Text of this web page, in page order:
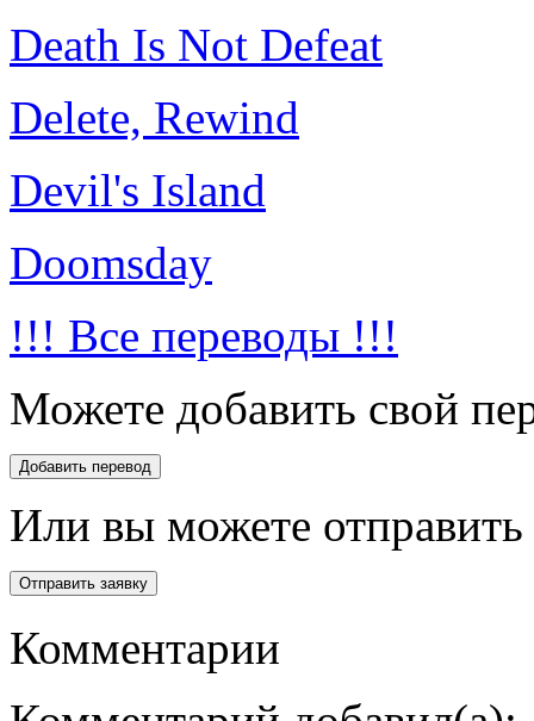
Death Is Not Defeat
Delete, Rewind
Devil's Island
Doomsday
!!! Все переводы !!!
Можете добавить свой
Или вы можете отправить
Комментарии